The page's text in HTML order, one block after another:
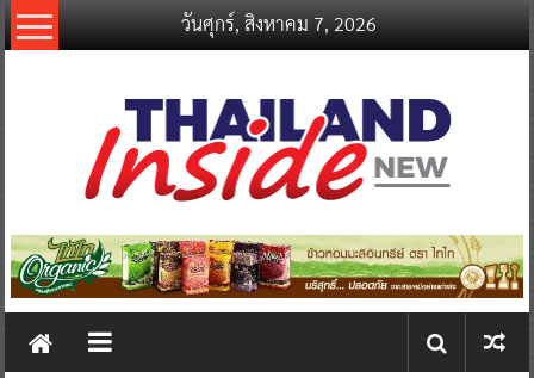
Skip
to
วันศุกร์, สิงหาคม 7, 2026
thailandinsidenew.com
Thailand
New